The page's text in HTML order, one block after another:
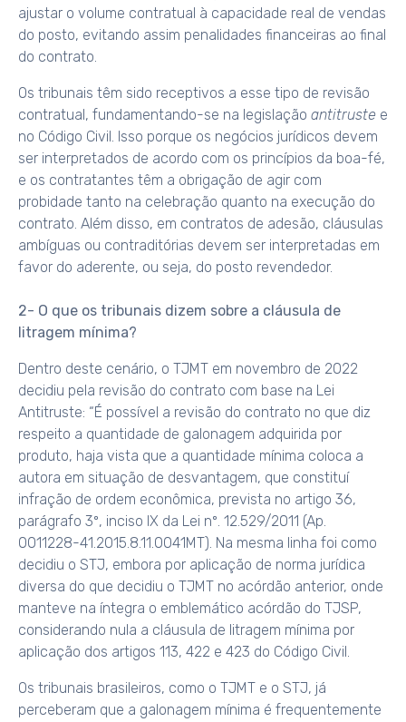
ajustar o volume contratual à capacidade real de vendas
do posto, evitando assim penalidades financeiras ao final
do contrato.
Os tribunais têm sido receptivos a esse tipo de revisão
contratual, fundamentando-se na legislação antitruste e
no Código Civil. Isso porque os negócios jurídicos devem
ser interpretados de acordo com os princípios da boa-fé,
e os contratantes têm a obrigação de agir com
probidade tanto na celebração quanto na execução do
contrato. Além disso, em contratos de adesão, cláusulas
ambíguas ou contraditórias devem ser interpretadas em
favor do aderente, ou seja, do posto revendedor.
2- O que os tribunais dizem sobre a cláusula de
litragem mínima?
Dentro deste cenário, o TJMT em novembro de 2022
decidiu pela revisão do contrato com base na Lei
Antitruste: “É possível a revisão do contrato no que diz
respeito a quantidade de galonagem adquirida por
produto, haja vista que a quantidade mínima coloca a
autora em situação de desvantagem, que constituí
infração de ordem econômica, prevista no artigo 36,
parágrafo 3º, inciso IX da Lei nº. 12.529/2011 (Ap.
0011228-41.2015.8.11.0041MT). Na mesma linha foi como
decidiu o STJ, embora por aplicação de norma jurídica
diversa do que decidiu o TJMT no acórdão anterior, onde
manteve na íntegra o emblemático acórdão do TJSP,
considerando nula a cláusula de litragem mínima por
aplicação dos artigos 113, 422 e 423 do Código Civil.
Os tribunais brasileiros, como o TJMT e o STJ, já
perceberam que a galonagem mínima é frequentemente